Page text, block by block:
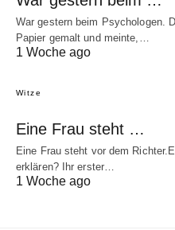
War gestern beim Psychologen.
Papier gemalt und meinte,…
1 Woche ago
Witze
Eine Frau steht …
Eine Frau steht vor dem
erklären? Ihr erster…
1 Woche ago